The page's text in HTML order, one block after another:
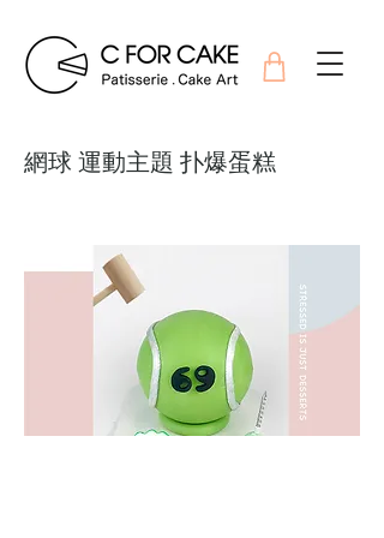
網球 運動主題 扑爆蛋糕